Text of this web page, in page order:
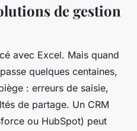
de gestion
avec Excel. Mais quand
quelques centaines,
: erreurs de saisie,
de partage. Un CRM
ou HubSpot) peut